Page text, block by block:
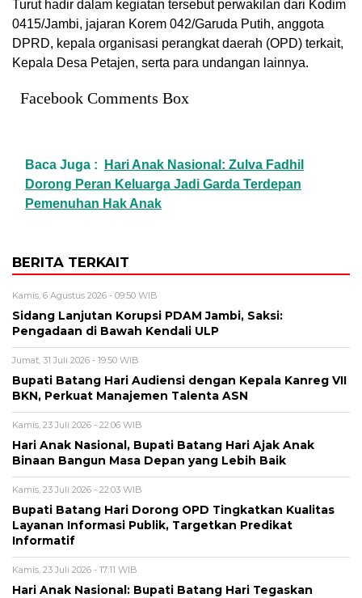
Turut hadir dalam kegiatan tersebut perwakilan dari Kodim
0415/Jambi, jajaran Korem 042/Garuda Putih, anggota
DPRD, kepala organisasi perangkat daerah (OPD) terkait,
Kepala Desa Petajen, serta para undangan lainnya.
Facebook Comments Box
Baca Juga :
Hari Anak Nasional: Zulva Fadhil
Dorong Peran Keluarga Jadi Garda Terdepan
Pemenuhan Hak Anak
BERITA TERKAIT
Kamis, 6 Agustus 2026 - 09:50 WIB
Sidang Lanjutan Korupsi PDAM Jambi, Saksi:
Pengadaan di Bawah Kendali ULP
Jumat, 31 Juli 2026 - 19:50 WIB
Bupati Batang Hari Audiensi dengan Kepala Kanreg VII
BKN, Perkuat Manajemen Talenta ASN
Kamis, 23 Juli 2026 - 22:06 WIB
Hari Anak Nasional, Bupati Batang Hari Ajak Anak
Binaan Bangun Masa Depan yang Lebih Baik
Kamis, 23 Juli 2026 - 22:03 WIB
Bupati Batang Hari Dorong OPD Tingkatkan Kualitas
Layanan Informasi Publik, Targetkan Predikat
Informatif
Kamis, 23 Juli 2026 - 17:11 WIB
Hari Anak Nasional: Bupati Batang Hari Tegaskan